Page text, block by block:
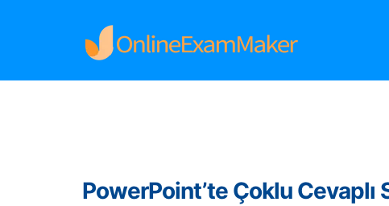
Home
PowerPoint’te Çoklu Cevaplı